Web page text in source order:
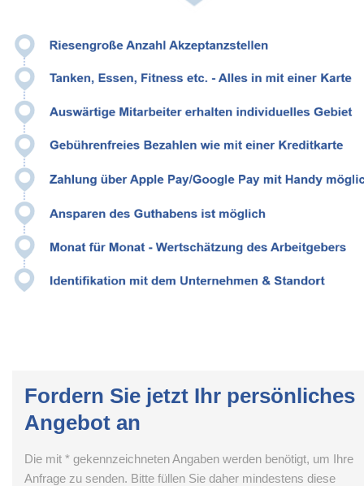
Fordern Sie jetzt Ihr persönliches
Angebot an
Die mit * gekennzeichneten Angaben werden benötigt, um Ihre
Anfrage zu senden. Bitte füllen Sie daher mindestens diese